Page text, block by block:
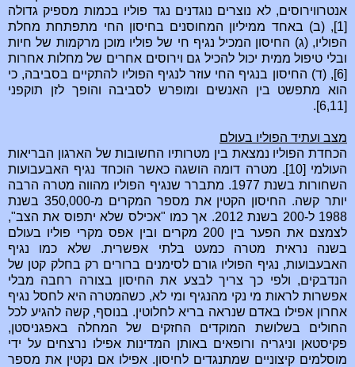
אנטרווירוסים, לא נוצרים נוגדנים נגד פוליו בכמות מספיק גדולה
[1], (ב) באחד ממיליון המחוסנים בחיסון החי מתפתחת מחלת
הפוליו, (ג) החיסון המכיל נגיף חי של פוליו מוכן מרקמות של חיות
ובלי טיפול ממית יכול להכיל גם וירוסים אחרים של מחלות אחרות
[6], (ד) החיסון בנגיף החי עוזר לנגיף הפוליו להתקיים בסביבה, כי
הוא מתפשט בין האנשים ומופרש לסביבה והופך לזן תוקפני
[6,11].
מצב ועתיד הפוליו בעולם
הכחדת הפוליו נמצאת בין מטרותיו החשובות של הארגון הבריאות
העולמי [10]. מטרה דומה הושגה כאשר הוכחד נגיף האבעבועות
השחורות בשנת 1977. מתברר שנגיף הפוליו מהווה מטרה הרבה
יותר קשה. החיסון הקטין את מספר המקרים מ-350,000 בשנת
1988 ל-200 בשנת 2012. אך כמו "אכילס שלא יתפוס את הצב",
לצמצם את הפער בין 200 מקרים ובין אפס מקרי פוליו בעולם
בשנה נראית מטרה כמעט בלתי אפשרית. שלא כמו נגיף
האבעבועות, נגיף הפוליו גורם לסימנים ברורים רק בחלק קטן של
הנדבקים, ולפי כך צריך לבצע את החיסון בצורה רחבה מבלי
אפשרות לראות מי נקי מהנגיף ומי לא, כשהמטרה היא לחסל נגיף
אחרון אפילו באדם שנראה בריא לחלוטין. בנוסף, קשה להגיע לכל
החולים בשלושת המוקדים החזקים של המחלה באפגניסטן,
פקיסטאן וניגריה ורופאים באותן המדינות אפילו נרצחים על ידי
מוסלמים קיצוניים שמתנגדים לחיסון. אפילו אם נקטין את מספר